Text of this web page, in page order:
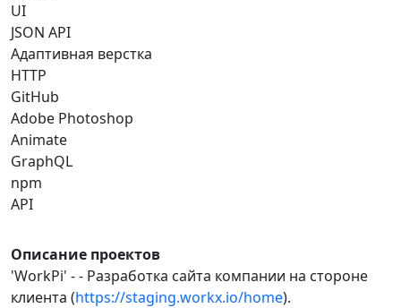
UI
JSON API
Адаптивная верстка
HTTP
GitHub
Adobe Photoshop
Animate
GraphQL
npm
API
Описание проектов
'WorkPi' - - Разработка сайта компании на стороне
клиента (https://staging.workx.io/home).